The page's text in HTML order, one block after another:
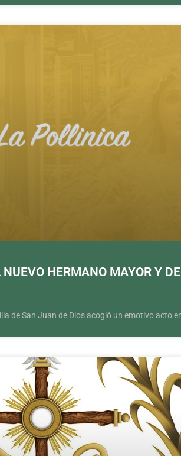
HERMANO MAYOR Y
de San Juan de Dios acogió un emotivo acto